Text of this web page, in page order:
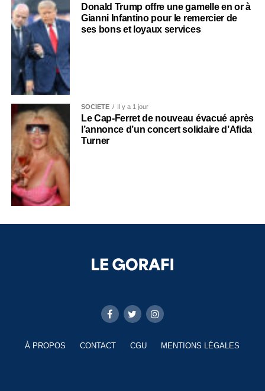
Donald Trump offre une gamelle en or à
Gianni Infantino pour le remercier de
ses bons et loyaux services
SOCIÉTÉ Il y a 1 jour
Le Cap-Ferret de nouveau évacué après
l’annonce d’un concert solidaire d’Afida
Turner
À PROPOS CONTACT CGU MENTIONS LÉGALES